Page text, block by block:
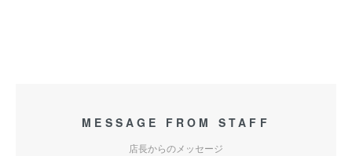
MESSAGE FROM STAFF
店長からのメッセージ